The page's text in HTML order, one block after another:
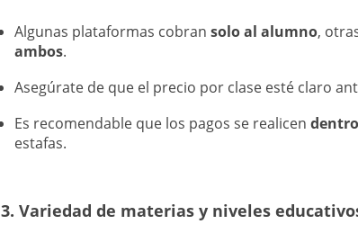
Algunas plataformas cobransolo al alumno,
ambos.
Asegúrate de que el precio por clase esté claro
Es recomendable que los pagos se realicen
estafas.
3. Variedad de materias y niveles